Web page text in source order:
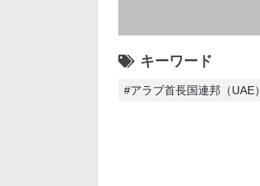
キーワード
#アラブ首長国連邦（UAE）